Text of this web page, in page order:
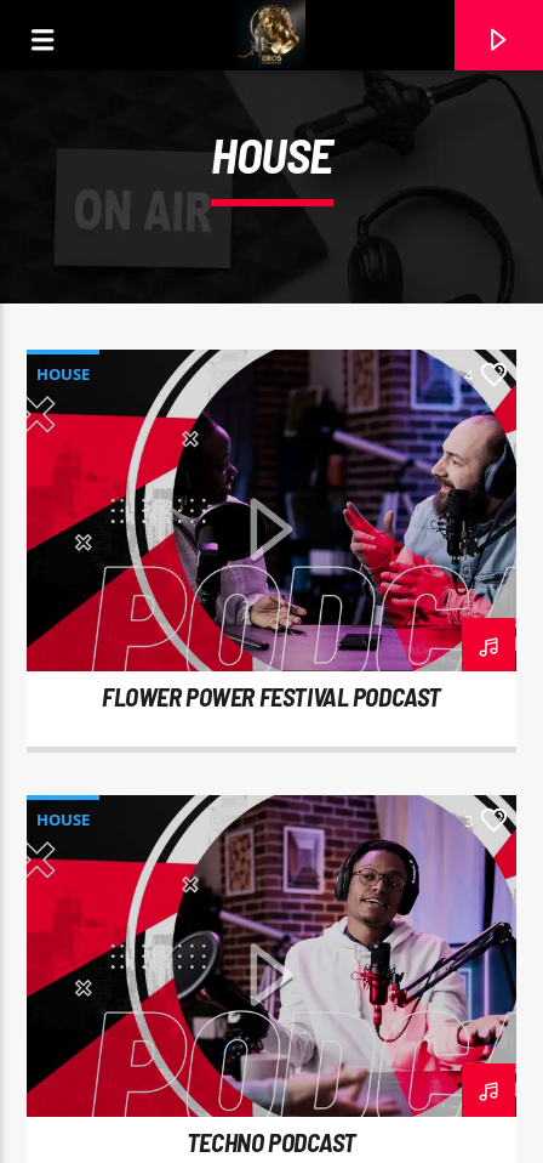
CURRENT TRACK
HABLAME DEL MAR MARINERO
MARISOL
EROS PASSION 24
HOUSE
HOUSE 4
FLOWER POWER FESTIVAL PODCAST
HOUSE 3
TECHNO PODCAST